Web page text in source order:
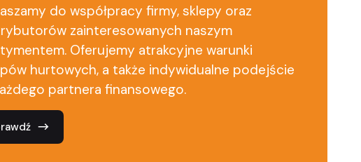
do współpracy firmy, sklepy oraz
zainteresowanych naszym
Oferujemy atrakcyjne warunki
hurtowych, a także indywidualne podejście
partnera finansowego.